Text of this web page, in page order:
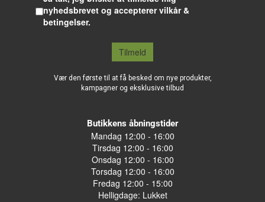
nyhedsbrevet og accepterer vilkår &
betingelser.
Tilmeld
Vær den første til at få besked om nye produkter,
kampagner og eksklusive tilbud
Butikkens åbningstider
Mandag 12:00 - 16:00
Tirsdag 12:00 - 16:00
Onsdag 12:00 - 16:00
Torsdag 12:00 - 16:00
Fredag 12:00 - 15:00
Helligdage: Lukket